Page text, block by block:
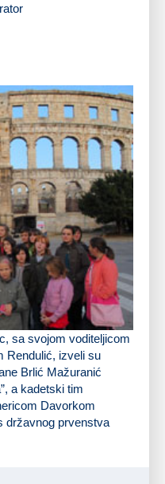
sa svojom voditeljicom
Rendulić, izveli su
Brlić Mažuranić
a kadetski tim
Davorkom
državnog prvenstva